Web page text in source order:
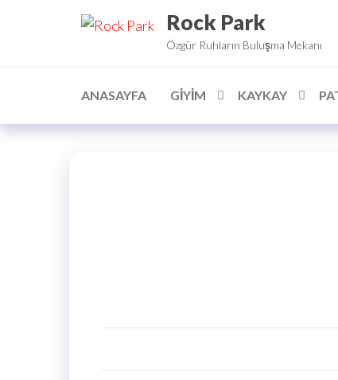
Rock Park
Özgür Ruhların Buluşma Mekanı
ANASAYFA GIYIM KAYKAY